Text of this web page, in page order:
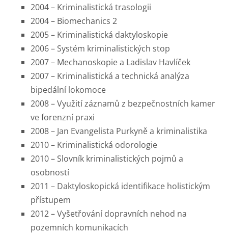
2004 – Kriminalistická trasologii
2004 – Biomechanics 2
2005 – Kriminalistická daktyloskopie
2006 – Systém kriminalistických stop
2007 – Mechanoskopie a Ladislav Havlíček
2007 – Kriminalistická a technická analýza
bipedální lokomoce
2008 – Využití záznamů z bezpečnostních kamer
ve forenzní praxi
2008 – Jan Evangelista Purkyně a kriminalistika
2010 – Kriminalistická odorologie
2010 – Slovník kriminalistických pojmů a
osobností
2011 – Daktyloskopická identifikace holistickým
přístupem
2012 – Vyšetřování dopravních nehod na
pozemních komunikacích